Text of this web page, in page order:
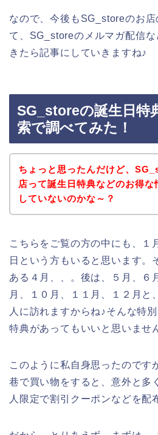
なので、今後もSG_storeのお
て、SG_storeのメルマガ配信
きたら記事にしていきますね♪
SG_storeの誕生日特
索で調べてみた！
ちょっと思ったんだけど、
店って誕生日特典などのお得な
していないのかな～？
こちらをご覧の方の中にも、１
日という方もいると思います。
ある４月、、。後は、５月、６
月、１０月、１１月、１２月と
人に訪れますからね♪そんな特
特典があってもいいと思いませ
このように私自身思ったのです
巷で買い物をすると、意外と多
人限定で割引クーポンなどを配